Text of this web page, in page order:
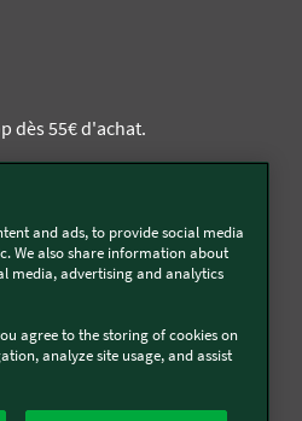
dès 55€ d'achat.
and ads, to provide social media
We also share information about
media, advertising and analytics
agree to the storing of cookies on
analyze site usage, and assist